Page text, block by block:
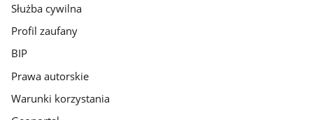
Służba cywilna
Profil zaufany
BIP
Prawa autorskie
Warunki korzystania